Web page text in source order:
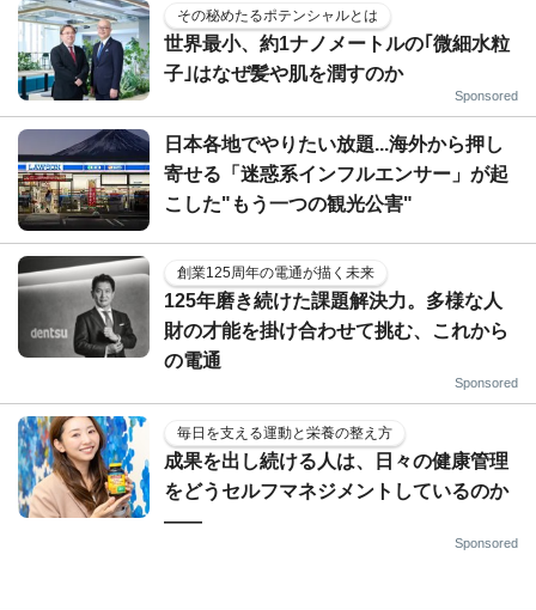
その秘めたるポテンシャルとは
世界最小、約1ナノメートルの｢微細水粒
子｣はなぜ髪や肌を潤すのか
Sponsored
日本各地でやりたい放題...海外から押し
寄せる「迷惑系インフルエンサー」が起
こした"もう一つの観光公害"
創業125周年の電通が描く未来
125年磨き続けた課題解決力。多様な人
財の才能を掛け合わせて挑む、これから
の電通
Sponsored
毎日を支える運動と栄養の整え方
成果を出し続ける人は、日々の健康管理
をどうセルフマネジメントしているのか
——
Sponsored